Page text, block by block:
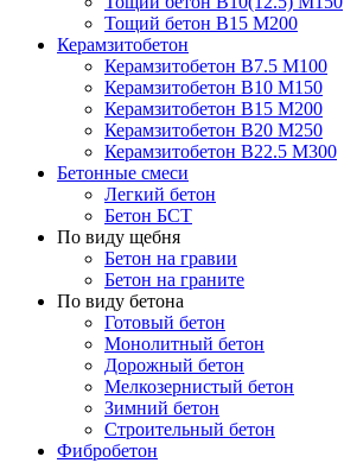
Тощий бетон В15 М200
Керамзитобетон
Керамзитобетон В7.5 М100
Керамзитобетон В10 М150
Керамзитобетон В15 М200
Керамзитобетон В20 М250
Керамзитобетон В22.5 М300
Бетонные смеси
Легкий бетон
Бетон БСТ
По виду щебня
Бетон на гравии
Бетон на граните
По виду бетона
Готовый бетон
Монолитный бетон
Дорожный бетон
Мелкозернистый бетон
Зимний бетон
Строительный бетон
Фибробетон